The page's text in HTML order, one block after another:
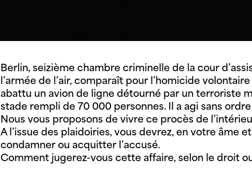
Berlin, seizième chambre criminelle de la cour
l’armée de l’air, comparaît pour l’homicide
abattu un avion de ligne détourné par un terroriste
stade rempli de 70 000 personnes. Il a agi sans
Nous vous proposons de vivre ce procès de
A l’issue des plaidoiries, vous devrez, en votre âme
condamner ou acquitter l’accusé.
Comment jugerez-vous cette affaire, selon le droit